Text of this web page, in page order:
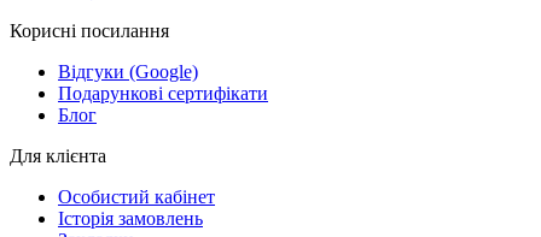
Корисні посилання
Відгуки (Google)
Подарункові сертифікати
Блог
Для клієнта
Особистий кабінет
Історія замовлень